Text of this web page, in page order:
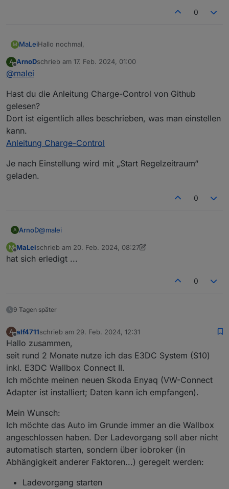
0
M MaLeiHallo nochmal,
nach ein paar Tagen Beobachtung, habe ich zwei
geladen?
Kann ich das auch irgendwo einstellen?
A
Offline
ArnoDschrieb am 17. Feb. 2024, 01:00
zuletzt editiert von
@malei
Hast du die Anleitung Charge-Control von Github
gelesen?
Dort ist eigentlich alles beschrieben, was man einstellen
kann.
Anleitung Charge-Control
Je nach Einstellung wird mit „Start Regelzeitraum“
geladen.
0
A ArnoD@malei
Hast du die Anleitung Charge-Control von Github
gelesen?
M
Offline
MaLeischrieb am 20. Feb. 2024, 08:27
zuletzt editiert von MaLei
hat sich erledigt ...
0
9 Tagen später
A
Offline
alf4711schrieb am 29. Feb. 2024, 12:31
zuletzt editiert von
Hallo zusammen,
seit rund 2 Monate nutze ich das E3DC System (S10)
inkl. E3DC Wallbox Connect II.
Ich möchte meinen neuen Skoda Enyaq (VW-Connect
Adapter ist installiert; Daten kann ich empfangen).
Mein Wunsch:
Ich möchte das Auto im Grunde immer an die Wallbox
angeschlossen haben. Der Ladevorgang soll aber nicht
automatisch starten, sondern über iobroker (in
Abhängigkeit anderer Faktoren...) geregelt werden:
Ladevorgang starten